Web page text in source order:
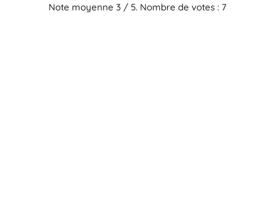
Note moyenne 3/ 5. Nombre de votes : 7